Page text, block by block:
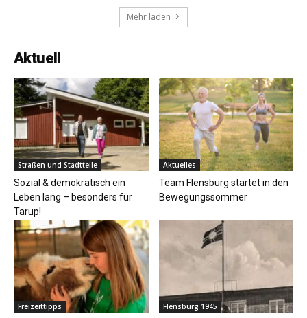
Mehr laden
Aktuell
Straßen und Stadtteile
Sozial & demokratisch ein
Leben lang – besonders für
Tarup!
Aktuelles
Team Flensburg startet in den
Bewegungssommer
Freizeittipps Flensburg 1945